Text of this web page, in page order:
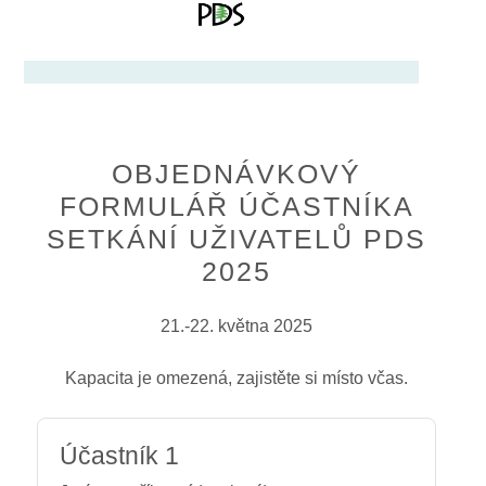
OBJEDNÁVKOVÝ
FORMULÁŘ ÚČASTNÍKA
SETKÁNÍ UŽIVATELŮ PDS
2025
21.-22. května 2025
Kapacita je omezená, zajistěte si místo včas.
Účastník 1